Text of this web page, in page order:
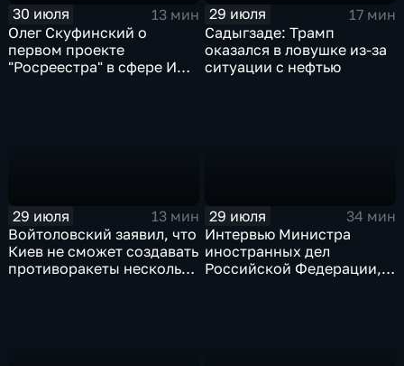
30 июля
13 мин
Олег Скуфинский о
первом проекте
"Росреестра" в сфере ИИ
29 июля
17 мин
Садыгзаде: Трамп
оказался в ловушке из-за
ситуации с нефтью
29 июля
13 мин
Войтоловский заявил, что
Киев не сможет создавать
противоракеты несколько
29 июля
34 мин
Интервью Министра
иностранных дел
Российской Федерации,